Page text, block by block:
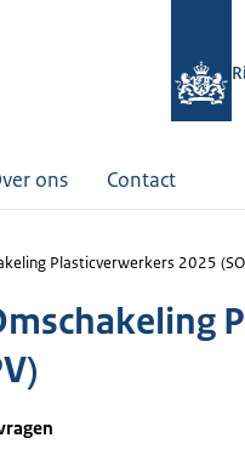
ons Contact
Plasticverwerkers 2025